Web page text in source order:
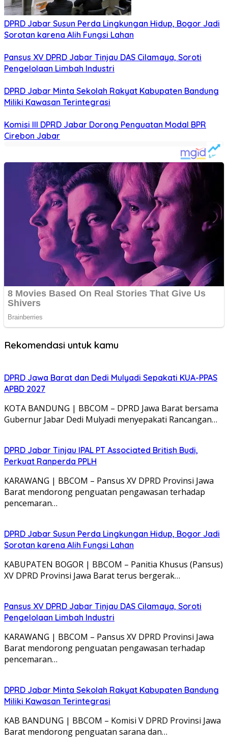
DPRD Jabar Susun Perda Lingkungan Hidup, Bogor Jadi
Sorotan karena Alih Fungsi Lahan
Pansus XV DPRD Jabar Tinjau DAS Cilamaya, Soroti
Pengelolaan Limbah Industri
DPRD Jabar Minta Sekolah Rakyat Kabupaten Bandung
Miliki Kawasan Terintegrasi
Komisi III DPRD Jabar Dorong Penguatan Modal BPR
Cirebon Jabar
Rekomendasi untuk kamu
DPRD Jawa Barat dan Dedi Mulyadi Sepakati KUA-PPAS
APBD 2027
KOTA BANDUNG | BBCOM – DPRD Jawa Barat bersama
Gubernur Jabar Dedi Mulyadi menyepakati Rancangan…
DPRD Jabar Tinjau IPAL PT Associated British Budi,
Perkuat Ranperda PPLH
KARAWANG | BBCOM – Pansus XV DPRD Provinsi Jawa
Barat mendorong penguatan pengawasan terhadap
pencemaran…
DPRD Jabar Susun Perda Lingkungan Hidup, Bogor Jadi
Sorotan karena Alih Fungsi Lahan
KABUPATEN BOGOR | BBCOM – Panitia Khusus (Pansus)
XV DPRD Provinsi Jawa Barat terus bergerak…
Pansus XV DPRD Jabar Tinjau DAS Cilamaya, Soroti
Pengelolaan Limbah Industri
KARAWANG | BBCOM – Pansus XV DPRD Provinsi Jawa
Barat mendorong penguatan pengawasan terhadap
pencemaran…
DPRD Jabar Minta Sekolah Rakyat Kabupaten Bandung
Miliki Kawasan Terintegrasi
KAB BANDUNG | BBCOM – Komisi V DPRD Provinsi Jawa
Barat mendorong penguatan sarana dan…